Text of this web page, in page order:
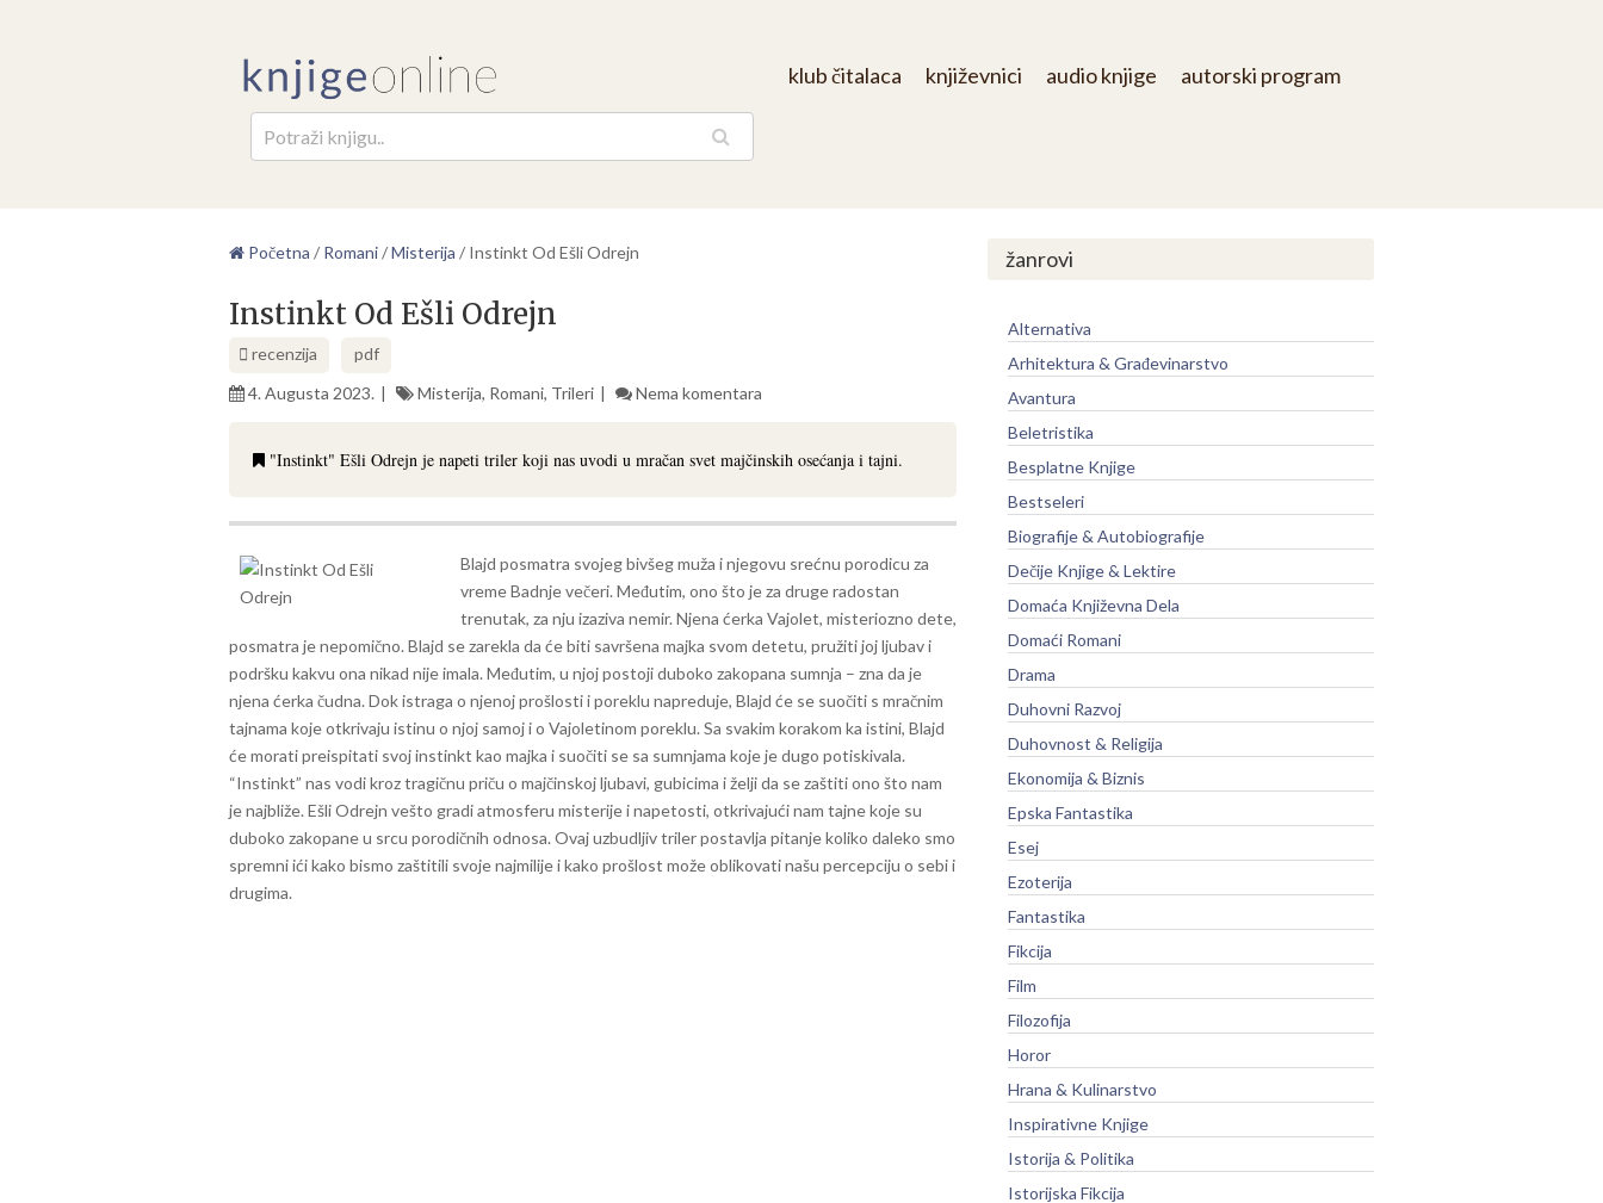
klub čitalaca književnici audio knjige autorski program
Početna / Romani/Misterija / Instinkt Od Ešli Odrejn
Instinkt Od Ešli Odrejn
recenzija
pdf
4. Augusta 2023.
Misterija, Romani, Trileri Nema komentara
"Instinkt" Ešli Odrejn je napeti triler koji nas uvodi u mračan svet majčinskih osećanja i tajni.
Blajd posmatra svojeg bivšeg muža i njegovu srećnu porodicu za
vreme Badnje večeri. Međutim, ono što je za druge radostan
trenutak, za nju izaziva nemir. Njena ćerka Vajolet, misteriozno dete,
posmatra je nepomično. Blajd se zarekla da će biti savršena majka svom detetu, pružiti joj ljubav i
podršku kakvu ona nikad nije imala. Međutim, u njoj postoji duboko zakopana sumnja – zna da je
njena ćerka čudna. Dok istraga o njenoj prošlosti i poreklu napreduje, Blajd će se suočiti s mračnim
tajnama koje otkrivaju istinu o njoj samoj i o Vajoletinom poreklu. Sa svakim korakom ka istini, Blajd
će morati preispitati svoj instinkt kao majka i suočiti se sa sumnjama koje je dugo potiskivala.
“Instinkt” nas vodi kroz tragičnu priču o majčinskoj ljubavi, gubicima i želji da se zaštiti ono što nam
je najbliže. Ešli Odrejn vešto gradi atmosferu misterije i napetosti, otkrivajući nam tajne koje su
duboko zakopane u srcu porodičnih odnosa. Ovaj uzbudljiv triler postavlja pitanje koliko daleko smo
spremni ići kako bismo zaštitili svoje najmilije i kako prošlost može oblikovati našu percepciju o sebi i
drugima.
žanrovi
Alternativa
Arhitektura & Građevinarstvo
Avantura
Beletristika
Besplatne Knjige
Bestseleri
Biografije & Autobiografije
Dečije Knjige & Lektire
Domaća Književna Dela
Domaći Romani
Drama
Duhovni Razvoj
Duhovnost & Religija
Ekonomija & Biznis
Epska Fantastika
Esej
Ezoterija
Fantastika
Fikcija
Film
Filozofija
Horor
Hrana & Kulinarstvo
Inspirativne Knjige
Istorija & Politika
Istorijska Fikcija